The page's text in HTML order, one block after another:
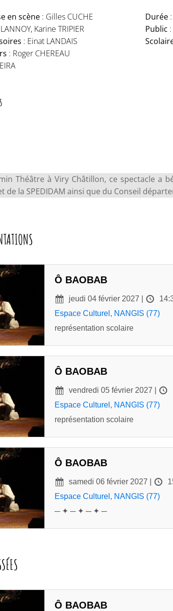
en scène: Gilles CUCHE
Karine TRIPIER
: Einat LANDAIS
: Roger CHEREAU
Durée
Public
Théâtre à Viry Châtillon, ce spectacle a
de la SPEDIDAM ainsi que du Conseil
Ô BAOBAB
jeudi 04 février 2027 |
Espace Culturel, NANGIS (77)
représentation scolaire
Ô BAOBAB
vendredi 05 février 2027 |
Espace Culturel, NANGIS (77)
représentation scolaire
Ô BAOBAB
samedi 06 février 2027 |
Espace Culturel, NANGIS (77)
─ ✦ ─ ✦ ─ ✦ ─
Ô BAOBAB